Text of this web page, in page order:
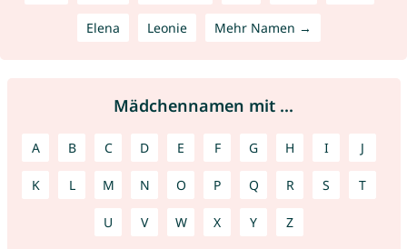
Elena Leonie Mehr Namen →
Mädchennamen mit ...
A B C D E F G H I J
K L M N O P Q R S T
U V W X Y Z